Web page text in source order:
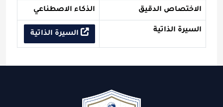
الاختصاص الدقيق الذكاء الاصطناعي
السيرة الذاتية السيرة الذاتية